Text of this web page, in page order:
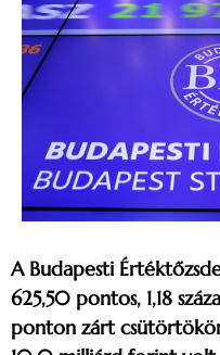
A Budapesti
625,50 pontos, 1,18
ponton zárt